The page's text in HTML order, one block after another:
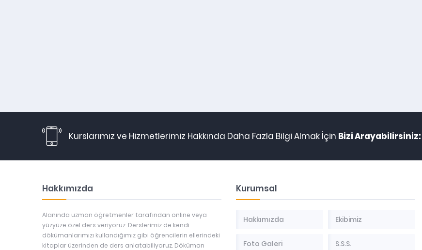
Kurslarımız ve Hizmetlerimiz Hakkında Daha Fazla Bilgi Almak İçin Bizi Arayabilirsiniz:
Hakkımızda
Alanında uzman öğretmenler tarafından online veya
yüzyüze özel ders veriyoruz. Derslerimiz de kendi
dökümanlarımızı kullandığımız gibi öğrencilerin ellerindeki
kitaplar üzerinden de ders anlatabiliyoruz. Döküman
Kurumsal
Hakkımızda Ekibimiz
Foto Galeri S.S.S.